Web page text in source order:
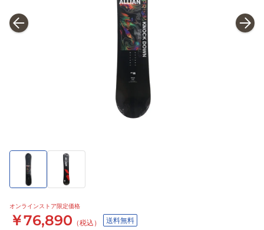
オンラインストア限定価格
￥76,890 （税込） 送料無料